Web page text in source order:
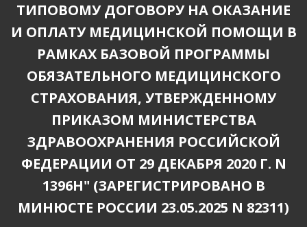
ТИПОВОМУ ДОГОВОРУ НА ОКАЗАНИЕ
И ОПЛАТУ МЕДИЦИНСКОЙ ПОМОЩИ В
РАМКАХ БАЗОВОЙ ПРОГРАММЫ
ОБЯЗАТЕЛЬНОГО МЕДИЦИНСКОГО
СТРАХОВАНИЯ, УТВЕРЖДЕННОМУ
ПРИКАЗОМ МИНИСТЕРСТВА
ЗДРАВООХРАНЕНИЯ РОССИЙСКОЙ
ФЕДЕРАЦИИ ОТ 29 ДЕКАБРЯ 2020 Г. N
1396Н" (ЗАРЕГИСТРИРОВАНО В
МИНЮСТЕ РОССИИ 23.05.2025 N 82311)